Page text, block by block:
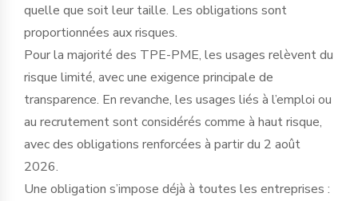
quelle que soit leur taille. Les obligations sont
proportionnées aux risques.
Pour la majorité des TPE-PME, les usages relèvent du
risque limité, avec une exigence principale de
transparence. En revanche, les usages liés à l’emploi ou
au recrutement sont considérés comme à haut risque,
avec des obligations renforcées à partir du 2 août
2026.
Une obligation s’impose déjà à toutes les entreprises :